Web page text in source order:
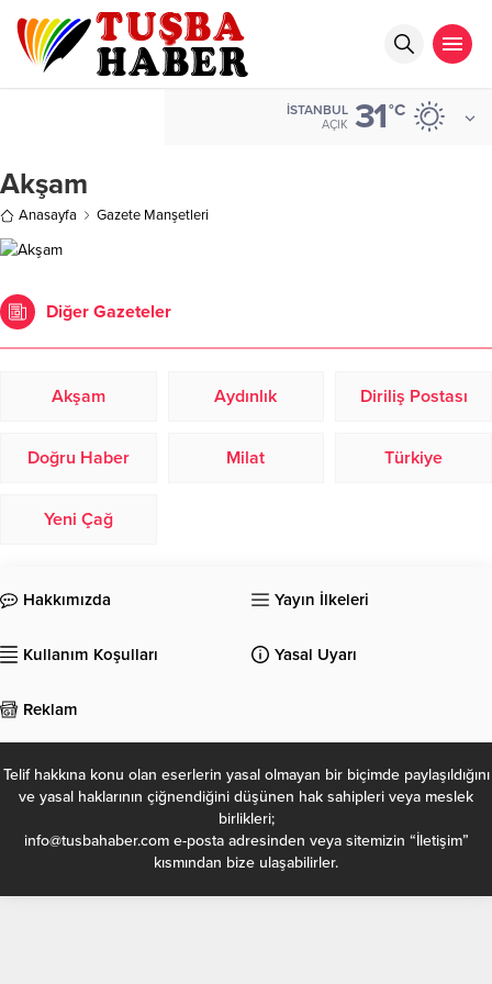
İSTANBUL
AÇIK 31°C
Akşam
Anasayfa Gazete Manşetleri
Diğer Gazeteler
Akşam Aydınlık Diriliş Postası
Doğru Haber Milat Türkiye
Yeni Çağ
Hakkımızda Yayın İlkeleri
Kullanım Koşulları Yasal Uyarı
Reklam
Telif hakkına konu olan eserlerin yasal olmayan bir biçimde paylaşıldığını
ve yasal haklarının çiğnendiğini düşünen hak sahipleri veya meslek
birlikleri;
info@tusbahaber.com e-posta adresinden veya sitemizin “İletişim”
kısmından bize ulaşabilirler.